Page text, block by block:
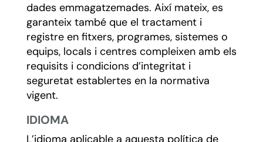
dades emmagatzemades. Així mateix, es
garanteix també que el tractament i
registre en fitxers, programes, sistemes o
equips, locals i centres compleixen amb els
requisits i condicions d’integritat i
seguretat establertes en la normativa
vigent.
IDIOMA
L’idioma aplicable a aquesta política de